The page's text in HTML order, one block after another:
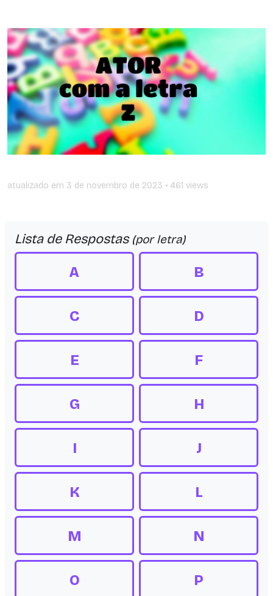
atualizado em 3 de novembro de 2023 • 461 views
Lista de Respostas (por letra)
A B
C D
E F
G H
I J
K L
M N
O P